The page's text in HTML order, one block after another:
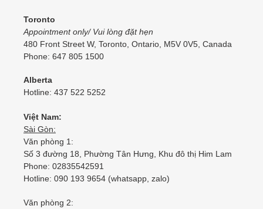
Toronto
Appointment only/ Vui lòng đặt hẹn
480 Front Street W, Toronto, Ontario, M5V 0V5, Canada
Phone: 647 805 1500
Alberta
Hotline: 437 522 5252
Việt Nam:
Sài Gòn:
Văn phòng 1:
Số 3 đường 18, Phường Tân Hưng, Khu đô thị Him Lam
Phone: 02835542591
Hotline: 090 193 9654 (whatsapp, zalo)
Văn phòng 2: